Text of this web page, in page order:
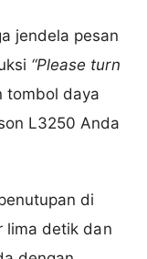
jendela pesan
“Please turn
tombol daya
L3250 Anda
di
lima detik dan